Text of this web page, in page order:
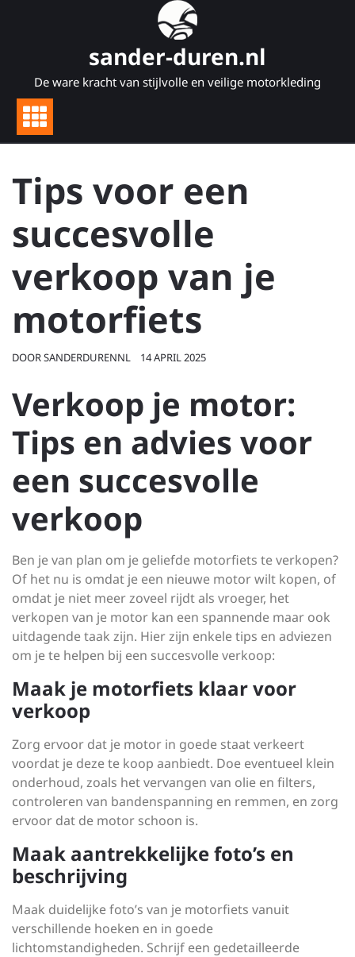
sander-duren.nl
De ware kracht van stijlvolle en veilige motorkleding
Tips voor een
succesvolle
verkoop van je
motorfiets
DOORSANDERDURENNL 14 APRIL 2025
Verkoop je motor:
Tips en advies voor
een succesvolle
verkoop
Ben je van plan om je geliefde motorfiets te verkopen?
Of het nu is omdat je een nieuwe motor wilt kopen, of
omdat je niet meer zoveel rijdt als vroeger, het
verkopen van je motor kan een spannende maar ook
uitdagende taak zijn. Hier zijn enkele tips en adviezen
om je te helpen bij een succesvolle verkoop:
Maak je motorfiets klaar voor
verkoop
Zorg ervoor dat je motor in goede staat verkeert
voordat je deze te koop aanbiedt. Doe eventueel klein
onderhoud, zoals het vervangen van olie en filters,
controleren van bandenspanning en remmen, en zorg
ervoor dat de motor schoon is.
Maak aantrekkelijke foto’s en
beschrijving
Maak duidelijke foto’s van je motorfiets vanuit
verschillende hoeken en in goede
lichtomstandigheden. Schrijf een gedetailleerde